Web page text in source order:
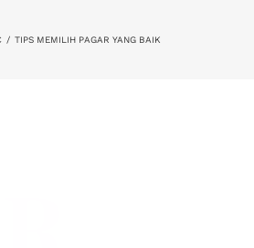
TIPS MEMILIH PAGAR YANG BAIK